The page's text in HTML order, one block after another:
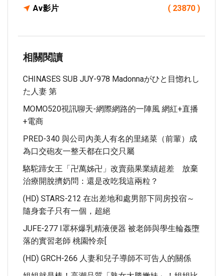
Av影片 ( 23870 )
相關閱讀
CHINASES SUB JUY-978 Madonnaがひと目惚れし
た人妻 第
MOMO520視訊聊天-網際網路的一陣風 網紅+直播
+電商
PRED-340 與公司內美人有名的里緒菜（前輩）成
為口交砲友一整天都在口交只屬
駱駝蹄女王「卍萬姊卍」改賣蘋果業績超差 放棄
治療開脫擠奶問：還是改吃我這兩粒？
(HD) STARS-212 在出差地和處男部下同房投宿～
隨身套子只有一個，超絕
JUFE-277 I罩杯爆乳精液便器 被老師與學生輪姦墮
落的實習老師 桃園怜奈[
(HD) GRCH-266 人妻和兒子導師不可告人的關係